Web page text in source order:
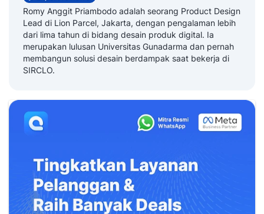
Romy Anggit Priambodo adalah seorang Product Design
Lead di Lion Parcel, Jakarta, dengan pengalaman lebih
dari lima tahun di bidang desain produk digital. Ia
merupakan lulusan Universitas Gunadarma dan pernah
membangun solusi desain berdampak saat bekerja di
SIRCLO.